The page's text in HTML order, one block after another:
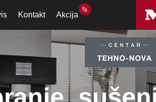
Kontakt Akcija
%